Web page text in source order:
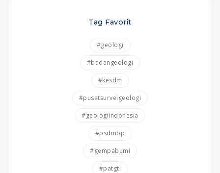
Tag Favorit
#geologi
#badangeologi
#kesdm
#pusatsurveigeologi
#geologiindonesia
#psdmbp
#gempabumi
#patgtl